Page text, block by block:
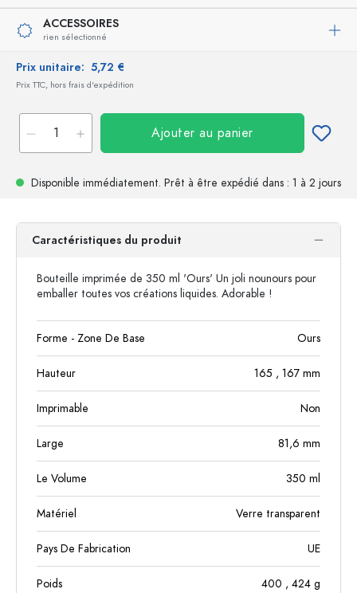
ACCESSOIRES
rien sélectionné
Prix unitaire: 5,72 €
Prix TTC, hors frais d'expédition
Ajouter au panier
Disponible immédiatement. Prêt à être expédié dans : 1 à 2 jours
Caractéristiques du produit
Bouteille imprimée de 350 ml 'Ours' Un joli nounours pour
emballer toutes vos créations liquides. Adorable !
Forme - Zone De Base Ours
Hauteur 165 , 167 mm
Imprimable Non
Large 81,6 mm
Le Volume 350 ml
Matériel Verre transparent
Pays De Fabrication UE
Poids 400 , 424 g